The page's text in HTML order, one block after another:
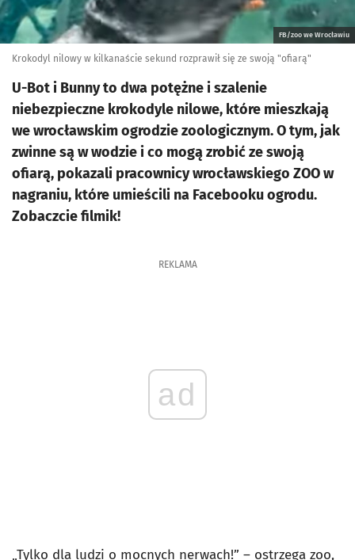
FB/zoo we Wrocławiu
Krokodyl nilowy w kilkanaście sekund rozprawił się ze swoją "ofiarą"
U-Bot i Bunny to dwa potężne i szalenie
niebezpieczne krokodyle nilowe, które mieszkają
we wrocławskim ogrodzie zoologicznym. O tym, jak
zwinne są w wodzie i co mogą zrobić ze swoją
ofiarą, pokazali pracownicy wrocławskiego ZOO w
nagraniu, które umieścili na Facebooku ogrodu.
Zobaczcie filmik!
REKLAMA
ad
„Tylko dla ludzi o mocnych nerwach!” – ostrzega zoo,